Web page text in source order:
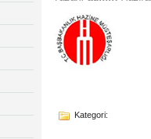
Kategori: